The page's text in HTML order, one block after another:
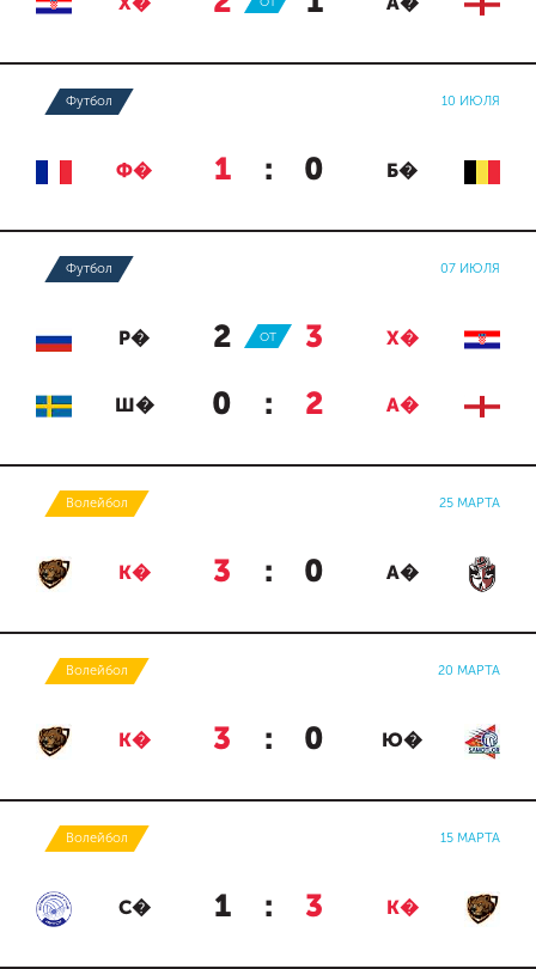
Х� А�
Футбол 10 ИЮЛЯ
Ф� 1 : 0 Б�
Футбол 07 ИЮЛЯ
Р� 2 : 3 Х�
ОТ
Ш� 0 : 2 А�
Волейбол 25 МАРТА
К� 3 : 0 А�
Волейбол 20 МАРТА
К� 3 : 0 Ю�
Волейбол 15 МАРТА
С� 1 : 3 К�